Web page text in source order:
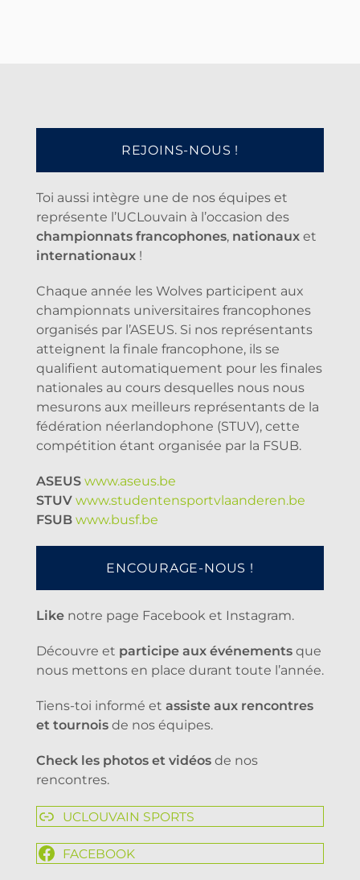
REJOINS-NOUS !
Toi aussi intègre une de nos équipes et
représente l’UCLouvain à l’occasion des
championnats francophones, nationaux et
internationaux !
Chaque année les Wolves participent aux
championnats universitaires francophones
organisés par l’ASEUS. Si nos représentants
atteignent la finale francophone, ils se
qualifient automatiquement pour les finales
nationales au cours desquelles nous nous
mesurons aux meilleurs représentants de la
fédération néerlandophone (STUV), cette
compétition étant organisée par la FSUB.
ASEUS www.aseus.be
STUV www.studentensportvlaanderen.be
FSUB www.busf.be
ENCOURAGE-NOUS !
Like notre page Facebook et Instagram.
Découvre et participe aux événements que
nous mettons en place durant toute l’année.
Tiens-toi informé et assiste aux rencontres
et tournois de nos équipes.
Check les photos et vidéos de nos
rencontres.
UCLOUVAIN SPORTS
FACEBOOK